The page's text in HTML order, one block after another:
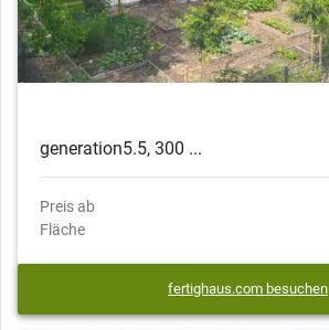
generation5.5, 300 ...
Preis ab
Fläche
fertighaus.com besuchen